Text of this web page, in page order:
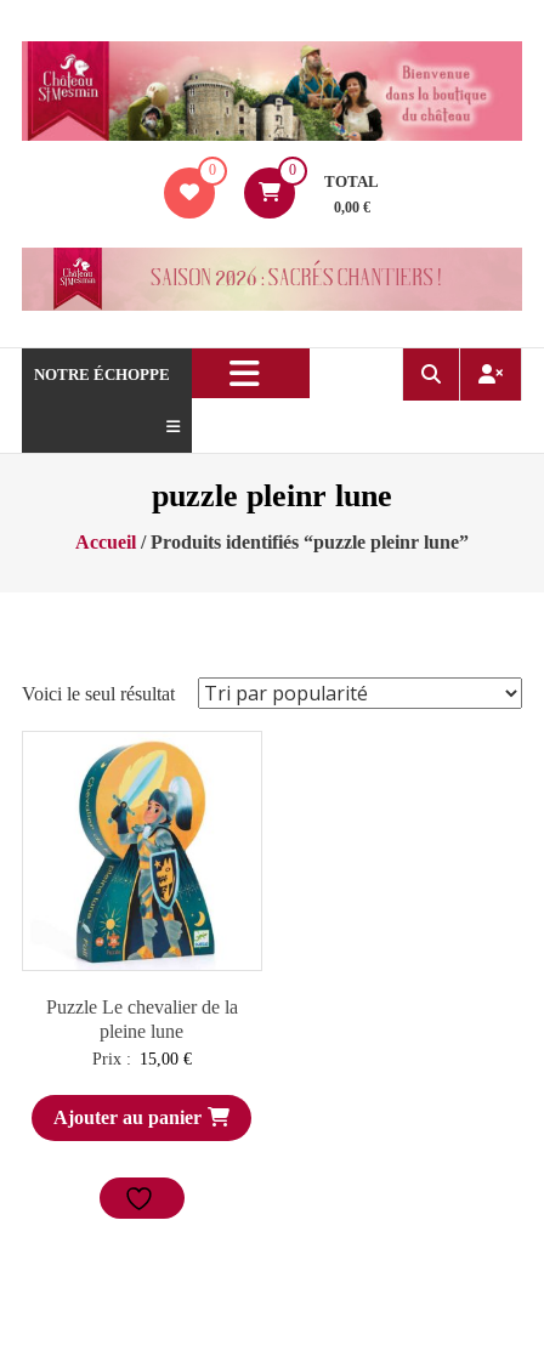
contenu
de
Mesmin
0 0
TOTAL
0,00 €
NOTRE ÉCHOPPE
puzzle pleinr lune
Accueil/ Produits identifiés “puzzle pleinr lune”
Voici le seul résultat
Puzzle Le chevalier de la
pleine lune
Prix : 15,00 €
Ajouter au panier